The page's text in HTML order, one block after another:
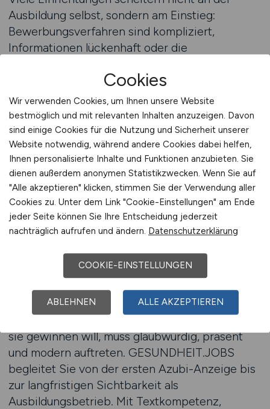
Ausbildung selbst, sondern am Einstieg:
Bewerbungsverfahren sind kompliziert,
Informationen lückenhaft oder die
macht Ihre Ausbildungsangebote klickstark –
mit mobiloptimierter Darstellung, klaren
Kontaktwegen und Conversion-freundlichen
Bewerbungswegen. Beste Karriereseite für
Pflegejobs – weil Berufseinstieg heute digital
startet.
Beratung anfordern
Auszubildende nicht nur suchen
– sondern überzeugen
Pflege-Azubis bringen Potenzial, Neugier und
oft erste Berufserfahrung aus Praktika mit. Wer
sie gewinnen will, muss glaubwürdig, präsent
und modern auftreten. GESUNDHEIT.JOBS
begleitet Sie von der ersten Azubi-Anzeige bis
zur langfristigen Sichtbarkeit als
Ausbildungsbetrieb. Mit Textkompetenz,
Cookies
Wir verwenden Cookies, um Ihnen unsere Website
bestmöglich und mit relevanten Inhalten anzuzeigen. Davon
sind einige Cookies für die Nutzung und Sicherheit unserer
Website notwendig, während andere Cookies dabei helfen,
Ihnen personalisierte Inhalte und Funktionen anzubieten. Sie
dienen außerdem anonymen Statistikzwecken. Wenn Sie auf
"Alle akzeptieren" klicken, stimmen Sie der Verwendung aller
Cookies zu. Unter dem Link "Cookie-Einstellungen" am Ende
jeder Seite können Sie Ihre Entscheidung jederzeit
nachträglich aufrufen und ändern. Datenschutzerklärung
COOKIE-EINSTELLUNGEN
ABLEHNEN ALLE AKZEPTIEREN